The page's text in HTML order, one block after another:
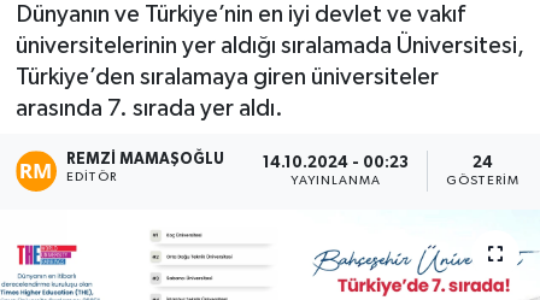
Dünyanın ve Türkiye’nin en iyi devlet ve vakıf
üniversitelerinin yer aldığı sıralamada Üniversitesi,
Türkiye’den sıralamaya giren üniversiteler
arasında 7. sırada yer aldı.
REMZI MAMAŞOĞLU
EDITÖR
14.10.2024 - 00:23
YAYINLANMA
24
GÖSTERIM
Haber Arşivi